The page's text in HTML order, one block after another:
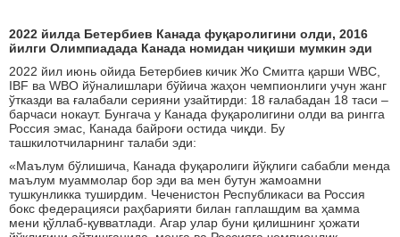
2022 йилда Бетербиев Канада фуқаролигини олди, 2016
йилги Олимпиадада Канада номидан чиқиши мумкин эди
2022 йил июнь ойида Бетербиев кичик Жо Смитга қарши WBC,
IBF ва WBО йўналишлари бўйича жаҳон чемпионлиги учун жанг
ўтказди ва ғалабали серияни узайтирди: 18 ғалабадан 18 таси –
барчаси нокаут. Бунгача у Канада фуқаролигини олди ва рингга
Россия эмас, Канада байроғи остида чиқди. Бу
ташкилотчиларнинг талаби эди:
«Маълум бўлишича, Канада фуқаролиги йўқлиги сабабли менда
маълум муаммолар бор эди ва мен бутун жамоамни
тушкунликка туширдим. Чеченистон Республикаси ва Россия
бокс федерацияси раҳбарияти билан гаплашдим ва ҳамма
мени қўллаб-қувватлади. Агар улар буни қилишнинг ҳожати